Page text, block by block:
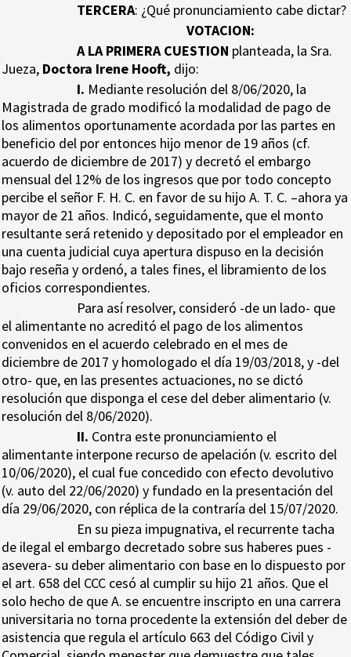
TERCERA: ¿Qué pronunciamiento cabe dictar?
VOTACION:
A LA PRIMERA CUESTION planteada, la Sra.
Jueza, Doctora Irene Hooft, dijo:
I. Mediante resolución del 8/06/2020, la
Magistrada de grado modificó la modalidad de pago de
los alimentos oportunamente acordada por las partes en
beneficio del por entonces hijo menor de 19 años (cf.
acuerdo de diciembre de 2017) y decretó el embargo
mensual del 12% de los ingresos que por todo concepto
percibe el señor F. H. C. en favor de su hijo A. T. C. –ahora ya
mayor de 21 años. Indicó, seguidamente, que el monto
resultante será retenido y depositado por el empleador en
una cuenta judicial cuya apertura dispuso en la decisión
bajo reseña y ordenó, a tales fines, el libramiento de los
oficios correspondientes.
Para así resolver, consideró -de un lado- que
el alimentante no acreditó el pago de los alimentos
convenidos en el acuerdo celebrado en el mes de
diciembre de 2017 y homologado el día 19/03/2018, y -del
otro- que, en las presentes actuaciones, no se dictó
resolución que disponga el cese del deber alimentario (v.
resolución del 8/06/2020).
II. Contra este pronunciamiento el
alimentante interpone recurso de apelación (v. escrito del
10/06/2020), el cual fue concedido con efecto devolutivo
(v. auto del 22/06/2020) y fundado en la presentación del
día 29/06/2020, con réplica de la contraría del 15/07/2020.
En su pieza impugnativa, el recurrente tacha
de ilegal el embargo decretado sobre sus haberes pues -
asevera- su deber alimentario con base en lo dispuesto por
el art. 658 del CCC cesó al cumplir su hijo 21 años. Que el
solo hecho de que A. se encuentre inscripto en una carrera
universitaria no torna procedente la extensión del deber de
asistencia que regula el artículo 663 del Código Civil y